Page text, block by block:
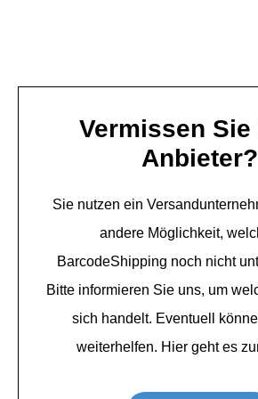
Vermissen Sie
Anbieter?
Sie nutzen ein
andere Möglichkeit,
BarcodeShipping noch nicht
Bitte informieren Sie uns, um
sich handelt. Eventuell
weiterhelfen. Hier geht es